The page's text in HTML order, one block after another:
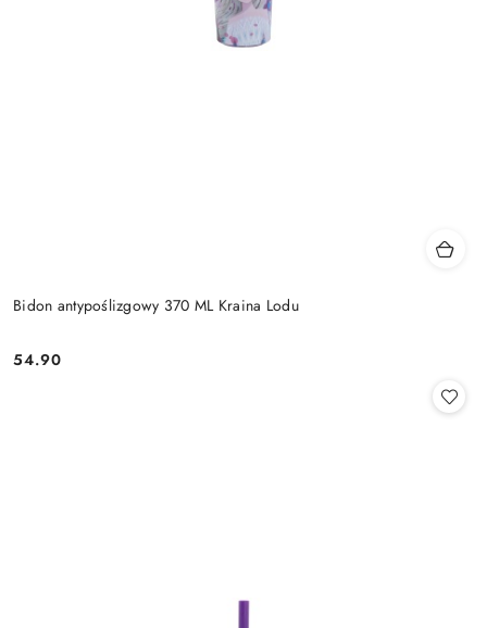
Bidon antypoślizgowy 370 ML Kraina Lodu
Cena:
54.90